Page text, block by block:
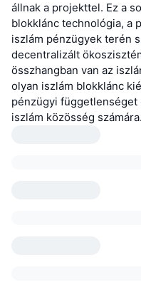
állnak a projekttel. Ez a
blokklánc technológia, a
iszlám pénzügyek terén
decentralizált
összhangban van az
olyan iszlám blokklánc
pénzügyi függetlenséget
iszlám közösség számára.